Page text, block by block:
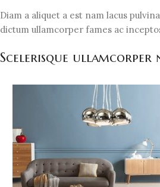
Diam a aliquet a est nam lacus
dictum ullamcorper fames ac
Scelerisque ullamcorper